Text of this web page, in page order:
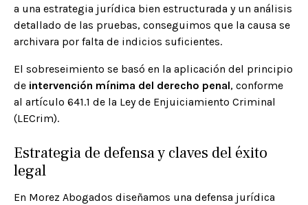
a una estrategia jurídica bien estructurada y un análisis
detallado de las pruebas, conseguimos que la causa se
archivara por falta de indicios suficientes.
El sobreseimiento se basó en la aplicación del principio
de intervención mínima del derecho penal, conforme
al artículo 641.1 de la Ley de Enjuiciamiento Criminal
(LECrim).
Estrategia de defensa y claves del éxito
legal
En Morez Abogados diseñamos una defensa jurídica